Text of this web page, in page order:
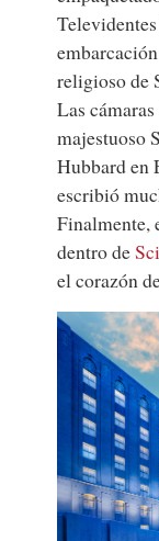
religioso de
Las
majestuoso
Hubbard en
escribió
Finalmente,
dentro de
el corazón